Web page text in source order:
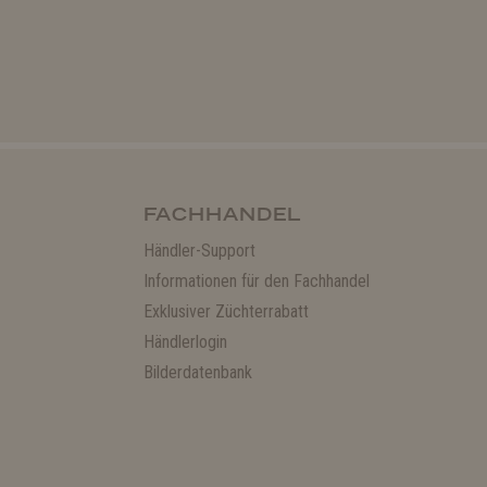
FACHHANDEL
Händler-Support
Informationen für den Fachhandel
Exklusiver Züchterrabatt
Händlerlogin
Bilderdatenbank